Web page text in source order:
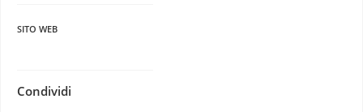
SITO WEB
Condividi